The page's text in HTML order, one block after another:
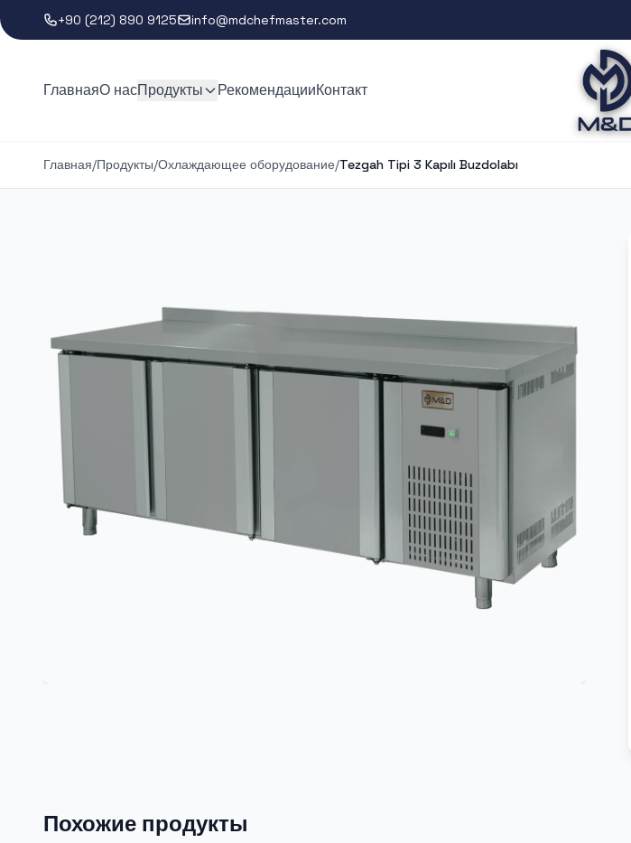
+90 (212) 890 9125 info@mdchefmaster.com
ГлавнаяО насПродукты РекомендацииКонтакт
Главная/Продукты/Охлаждающее оборудование/Tezgah Tipi 3 Kapılı Buzdolabı
Похожие продукты